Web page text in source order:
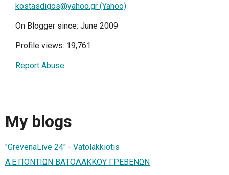
kostasdigos@yahoo.gr (Yahoo)
On Blogger since: June 2009
Profile views: 19,761
Report Abuse
My blogs
"GrevenaLive 24" - Vatolakkiotis
Α.Ε.ΠΟΝΤΙΩΝ ΒΑΤΟΛΑΚΚΟΥ ΓΡΕΒΕΝΩΝ